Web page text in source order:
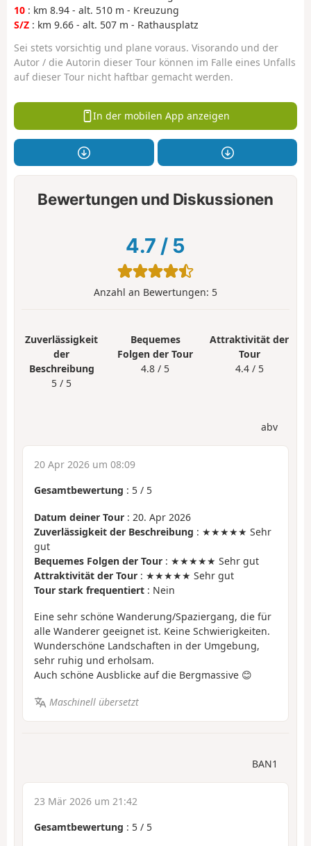
10 : km 8.94 - alt. 510 m - Kreuzung
S/Z : km 9.66 - alt. 507 m - Rathausplatz
Sei stets vorsichtig und plane voraus. Visorando und der
Autor / die Autorin dieser Tour können im Falle eines Unfalls
auf dieser Tour nicht haftbar gemacht werden.
In der mobilen App anzeigen
Bewertungen und Diskussionen
4.7 / 5
Anzahl an Bewertungen: 5
Zuverlässigkeit
der
Beschreibung
5 / 5
Bequemes
Folgen der Tour
4.8 / 5
Attraktivität der
Tour
4.4 / 5
abv
20 Apr 2026 um 08:09
Gesamtbewertung : 5 / 5
Datum deiner Tour : 20. Apr 2026
Zuverlässigkeit der Beschreibung : ★★★★★ Sehr
gut
Bequemes Folgen der Tour : ★★★★★ Sehr gut
Attraktivität der Tour : ★★★★★ Sehr gut
Tour stark frequentiert : Nein
Eine sehr schöne Wanderung/Spaziergang, die für
alle Wanderer geeignet ist. Keine Schwierigkeiten.
Wunderschöne Landschaften in der Umgebung,
sehr ruhig und erholsam.
Auch schöne Ausblicke auf die Bergmassive 😊
Maschinell übersetzt
BAN1
23 Mär 2026 um 21:42
Gesamtbewertung : 5 / 5